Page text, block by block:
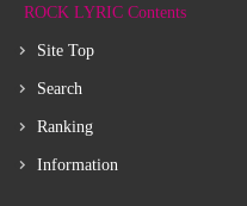
ROCK LYRIC Contents
Site Top
Search
Ranking
Information